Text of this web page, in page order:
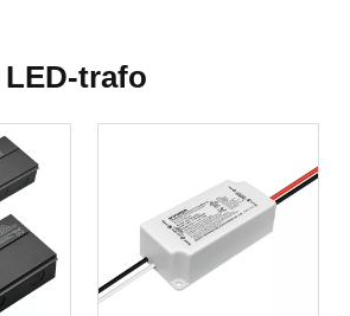
LED-trafo